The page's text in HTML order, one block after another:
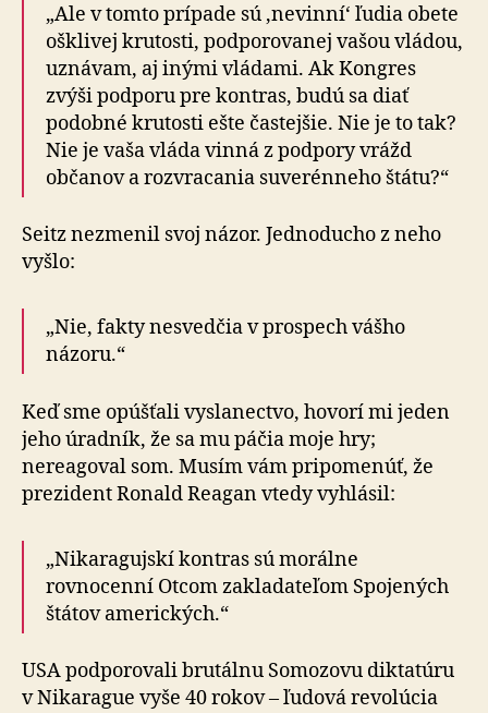
„Ale v tomto prípade sú ‚nevinní‘ ľudia obete
ošklivej krutosti, podporovanej vašou vládou,
uznávam, aj inými vládami. Ak Kongres
zvýši podporu pre kontras, budú sa diať
podobné krutosti ešte častejšie. Nie je to tak?
Nie je vaša vláda vinná z podpory vrážd
občanov a roz­vra­cania suve­rén­neho štátu?“
Seitz nezmenil svoj názor. Jednoducho z neho
vyšlo:
„Nie, fakty nesvedčia v prospech vášho
názoru.“
Keď sme opúšťali vyslanectvo, hovorí mi jeden
jeho úradník, že sa mu páčia moje hry;
nereagoval som. Musím vám pripomenúť, že
prezident Ronald Reagan vtedy vyhlásil:
„Nikaragujskí kontras sú morálne
rovnocenní Otcom zakla­da­te­ľom Spo­je­ných
štátov ame­ric­kých.“
USA podporovali brutálnu Somozovu diktatúru
v Ni­ka­ra­gue vyše 40 rokov – ľu­dová revo­lúcia